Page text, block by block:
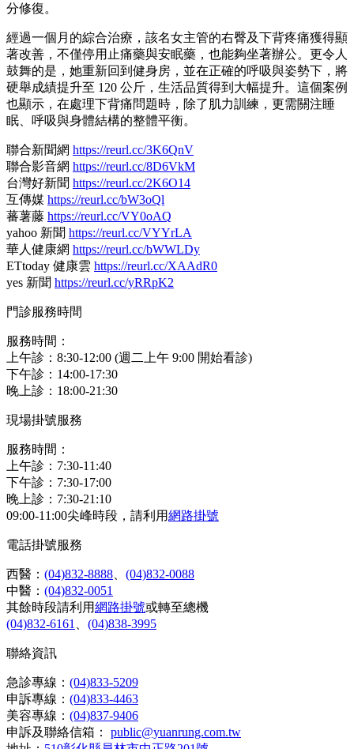
分修復。
經過一個月的綜合治療，該名女主管的右臀及下背疼痛獲得顯
著改善，不僅停用止痛藥與安眠藥，也能夠坐著辦公。更令人
鼓舞的是，她重新回到健身房，並在正確的呼吸與姿勢下，將
硬舉成績提升至 120 公斤，生活品質得到大幅提升。這個案例
也顯示，在處理下背痛問題時，除了肌力訓練，更需關注睡
眠、呼吸與身體結構的整體平衡。
聯合新聞網 https://reurl.cc/3K6QnV
聯合影音網 https://reurl.cc/8D6VkM
台灣好新聞 https://reurl.cc/2K6O14
互傳媒 https://reurl.cc/bW3oQl
蕃薯藤 https://reurl.cc/VY0oAQ
yahoo 新聞 https://reurl.cc/VYYrLA
華人健康網 https://reurl.cc/bWWLDy
ETtoday 健康雲 https://reurl.cc/XAAdR0
yes 新聞 https://reurl.cc/yRRpK2
門診服務時間
服務時間：
上午診：8:30-12:00 (週二上午 9:00 開始看診)
下午診：14:00-17:30
晚上診：18:00-21:30
現場掛號服務
服務時間：
上午診：7:30-11:40
下午診：7:30-17:00
晚上診：7:30-21:10
09:00-11:00尖峰時段，請利用網路掛號
電話掛號服務
西醫： (04)832-8888
(04)832-0088
中醫： (04)832-0051
其餘時段請利用網路掛號或轉至總機
(04)832-6161
(04)838-3995
聯絡資訊
急診專線： (04)833-5209
申訴專線： (04)833-4463
美容專線： (04)837-9406
申訴及聯絡信箱：
public@yuanrung.com.tw